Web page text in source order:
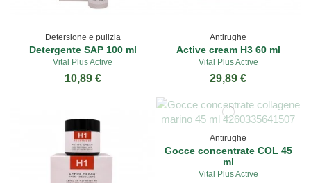
Detersione e pulizia
Detergente SAP 100 ml
Vital Plus Active
10,89 €
Antirughe
Active cream H3 60 ml
Vital Plus Active
29,89 €
Antirughe
Gocce concentrate COL 45
ml
Vital Plus Active